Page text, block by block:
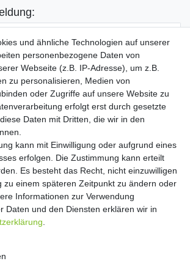
ich die Daten­schutz­erklärung
widerrufen.**
Abonnieren
** Hierbei handelt es sich um ein Pflichtfeld.
Widerrufs­formular Impressum
AGB Kontakt
und ähnliche Technologien auf unserer
personenbezogene Daten von
Webseite (z.B. IP-Adresse), um z.B.
zu personalisieren, Medien von
oder Zugriffe auf unsere Website zu
erfolgt erst durch gesetzte
Daten mit Dritten, die wir in den
kann mit Einwilligung oder aufgrund eines
erfolgen. Die Zustimmung kann erteilt
Es besteht das Recht, nicht einzuwilligen
zu einem späteren Zeitpunkt zu ändern oder
Informationen zur Verwendung
Daten und den Diensten erklären wir in
| Dekushop.de | Alle Rechte vorbehalten. |
nur für Industrie, Handel, Handwerk und